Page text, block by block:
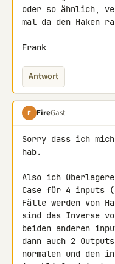
oder so ähnlich,
mal da den Haken
Frank
Antwort
F FireGast
Sorry dass ich
hab.
Also ich überlagere
Case für 4 inputs
Fälle werden von
sind das Inverse
beiden anderen
dann auch 2
normalen und den